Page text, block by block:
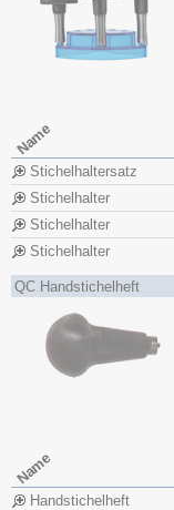
Name
Stichelhaltersatz
Stichelhalter
Stichelhalter
Stichelhalter
QC Handstichelheft
Name
Handstichelheft